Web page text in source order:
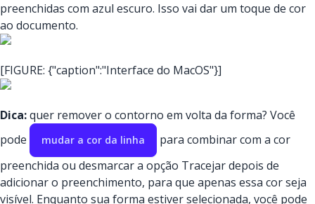
preenchidas com azul escuro. Isso vai dar um toque de cor
ao documento.
[FIGURE: {"caption":"Interface do MacOS"}]
Dica:quer remover o contorno em volta da forma? Você
pode
mudar a cor da linha
para combinar com a cor
preenchida ou desmarcar a opção Tracejar depois de
adicionar o preenchimento, para que apenas essa cor seja
visível. Enquanto sua forma estiver selecionada, você pode